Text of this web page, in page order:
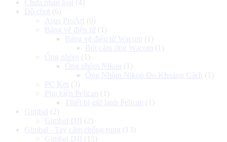
Chưa phân loại (4)
Đồ chơi (6)
Asus ProArt (0)
Bảng vẽ điện tử (1)
Bảng vẽ điện tử Wacom (1)
Bút cảm ứng Wacom (1)
Ống nhòm (1)
Ống nhòm Nikon
(1)
Ống Nhòm Nikon Đo Khoảng Cách
(1)
PC Km (3)
Phụ kiện Pelican
(1)
Thiết bị giữ lạnh Pelican
(1)
Gimbal (2)
Gimbal DJI (2)
Gimbal - Tay cầm chống rung (13)
Gimbal DJI (13)